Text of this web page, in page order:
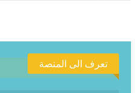
تعرف الى المنصة